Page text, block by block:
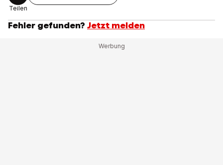
Teilen
Fehler gefunden? Jetzt melden